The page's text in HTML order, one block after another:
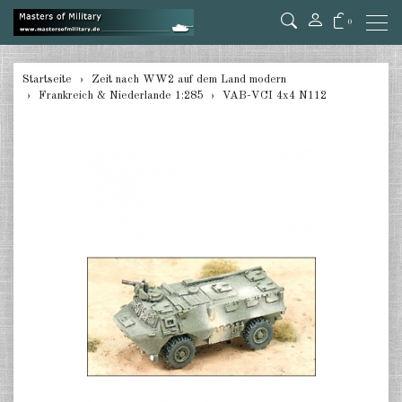
0
zurück
Großbritannien & Commonwealth
Frankreich & Niederlande 1:285
Schweden 1:285
Startseite
Zeit nach WW2 auf dem Land modern
Frankreich & Niederlande 1:285
VAB-VCI 4x4 N112